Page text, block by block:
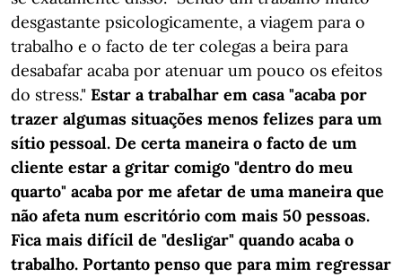
desgastante psicologicamente, a viagem para o
trabalho e o facto de ter colegas a beira para
desabafar acaba por atenuar um pouco os efeitos
do stress." Estar a trabalhar em casa "acaba por
trazer algumas situações menos felizes para um
sítio pessoal. De certa maneira o facto de um
cliente estar a gritar comigo "dentro do meu
quarto" acaba por me afetar de uma maneira que
não afeta num escritório com mais 50 pessoas.
Fica mais difícil de "desligar" quando acaba o
trabalho. Portanto penso que para mim regressar